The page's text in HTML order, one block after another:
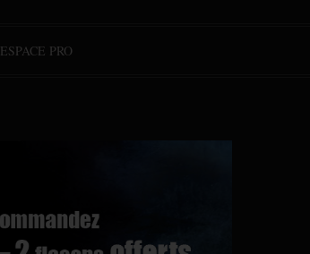
ESPACE PRO